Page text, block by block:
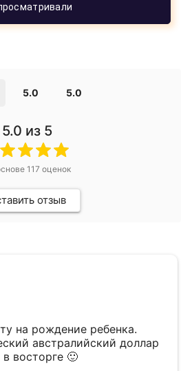
5.0
5.0 из 5
117 оценок
отзыв
на рождение ребенка.
австралийский доллар
восторге 🙂